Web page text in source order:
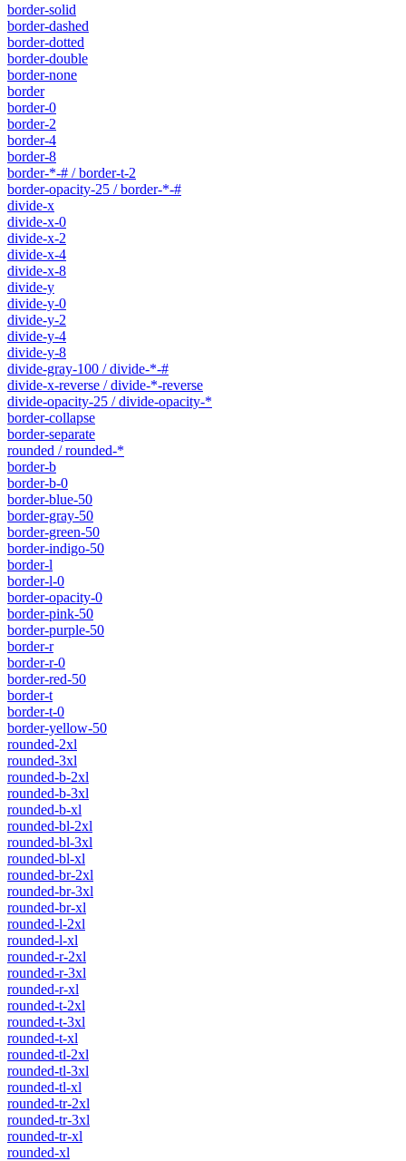
border-solid
border-dashed
border-dotted
border-double
border-none
border
border-0
border-2
border-4
border-8
border-*-# / border-t-2
border-opacity-25 / border-*-#
divide-x
divide-x-0
divide-x-2
divide-x-4
divide-x-8
divide-y
divide-y-0
divide-y-2
divide-y-4
divide-y-8
divide-gray-100 / divide-*-#
divide-x-reverse / divide-*-reverse
divide-opacity-25 / divide-opacity-*
border-collapse
border-separate
rounded / rounded-*
border-b
border-b-0
border-blue-50
border-gray-50
border-green-50
border-indigo-50
border-l
border-l-0
border-opacity-0
border-pink-50
border-purple-50
border-r
border-r-0
border-red-50
border-t
border-t-0
border-yellow-50
rounded-2xl
rounded-3xl
rounded-b-2xl
rounded-b-3xl
rounded-b-xl
rounded-bl-2xl
rounded-bl-3xl
rounded-bl-xl
rounded-br-2xl
rounded-br-3xl
rounded-br-xl
rounded-l-2xl
rounded-l-xl
rounded-r-2xl
rounded-r-3xl
rounded-r-xl
rounded-t-2xl
rounded-t-3xl
rounded-t-xl
rounded-tl-2xl
rounded-tl-3xl
rounded-tl-xl
rounded-tr-2xl
rounded-tr-3xl
rounded-tr-xl
rounded-xl